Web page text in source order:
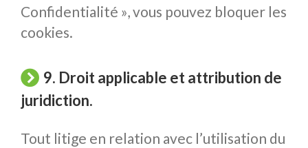
Confidentialité », vous pouvez bloquer les
cookies.
9. Droit applicable et attribution de
juridiction.
Tout litige en relation avec l’utilisation du